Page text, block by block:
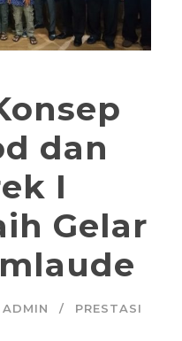
dan
I
Gelar
ADMIN PRESTASI